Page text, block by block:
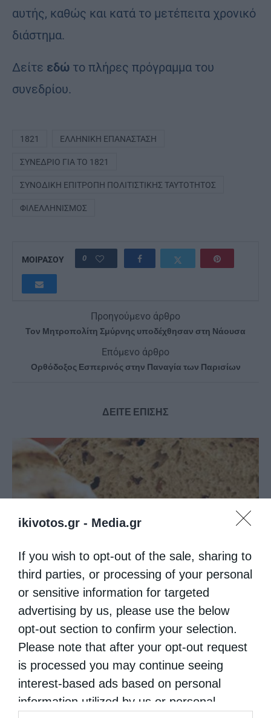
ikivotos.gr - Media.gr
If you wish to opt-out of the sale, sharing to
third parties, or processing of your personal
or sensitive information for targeted
advertising by us, please use the below
opt-out section to confirm your selection.
Please note that after your opt-out request
is processed you may continue seeing
interest-based ads based on personal
information utilized by us or personal
αυτής, καθώς και κατά το μετέπειτα χρονικό
διάστημα.
Δείτε εδώ το πλήρες πρόγραμμα του
συνεδρίου.
1821 ΕΛΛΗΝΙΚΉ ΕΠΑΝΆΣΤΑΣΗ
ΣΥΝΈΔΡΙΟ ΓΙΑ ΤΟ 1821
ΣΥΝΟΔΙΚΉ ΕΠΙΤΡΟΠΉ ΠΟΛΙΤΙΣΤΙΚΉΣ ΤΑΥΤΌΤΗΤΟΣ
ΦΙΛΕΛΛΗΝΙΣΜΌΣ
ΜΟΙΡΑΣΟΥ 0
Προηγούμενο άρθρο
Τον Μητροπολίτη Σμύρνης υποδέχθησαν στη Νάουσα
Επόμενο άρθρο
Ορθόδοξος Εσπερινός στην Παναγία των Παρισίων
ΔΕΙΤΕ ΕΠΙΣΗΣ
Όσα πρέπει να γνωρίζουμε για τη νηστεία του...